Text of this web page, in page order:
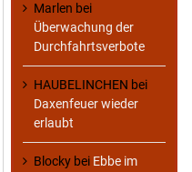
Marlen bei
Überwachung der
Durchfahrtsverbote
HAUBELINCHEN bei
Daxenfeuer wieder
erlaubt
Blocky bei Ebbe im